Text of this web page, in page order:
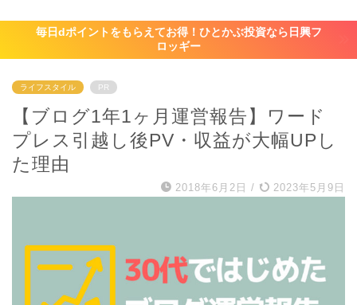
毎日dポイントをもらえてお得！ひとかぶ投資なら日興フ
ロッギー
ライフスタイル PR
【ブログ1年1ヶ月運営報告】ワード
プレス引越し後PV・収益が大幅UPし
た理由
2018年6月2日 / 2023年5月9日